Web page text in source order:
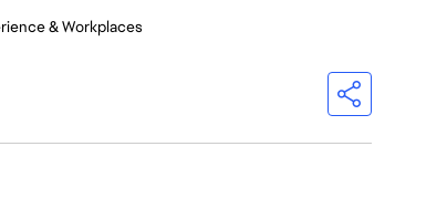
& Workplaces